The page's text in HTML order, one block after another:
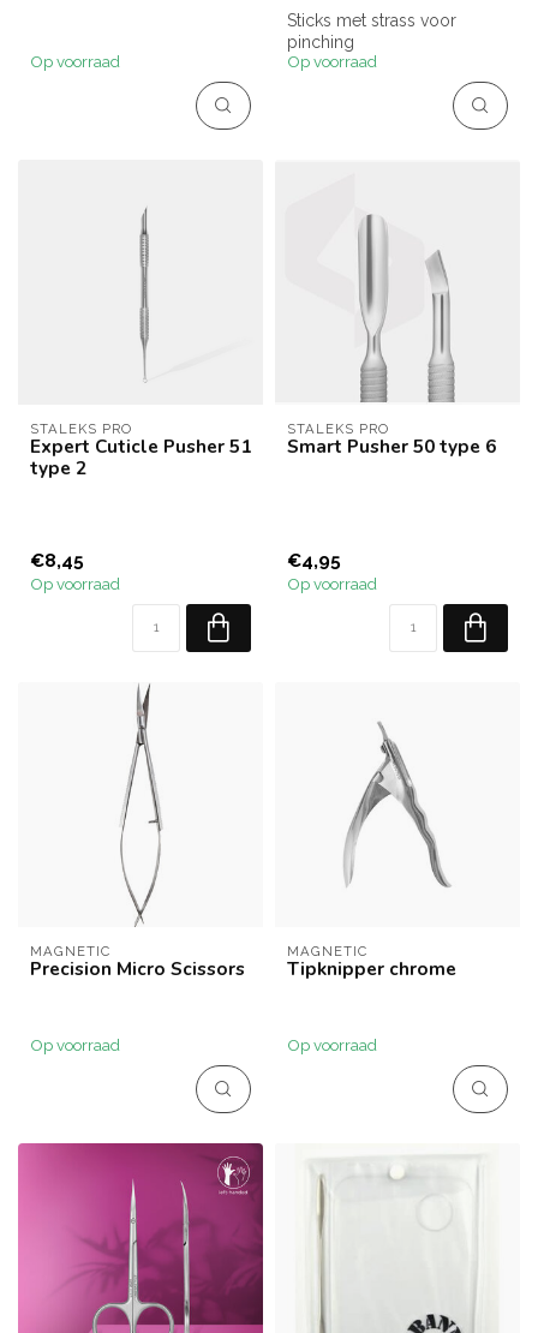
Op voorraad
Sticks met strass voor
pinching
Op voorraad
STALEKS PRO
Expert Cuticle Pusher 51
type 2
€8,45
Op voorraad
STALEKS PRO
Smart Pusher 50 type 6
€4,95
Op voorraad
MAGNETIC
Precision Micro Scissors
Op voorraad
MAGNETIC
Tipknipper chrome
Op voorraad